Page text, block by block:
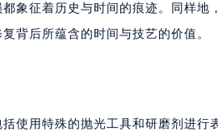
象征着历史与时间的痕迹。同样地
背后所蕴含的时间与技艺的价值。
使用特殊的抛光工具和研磨剂进行